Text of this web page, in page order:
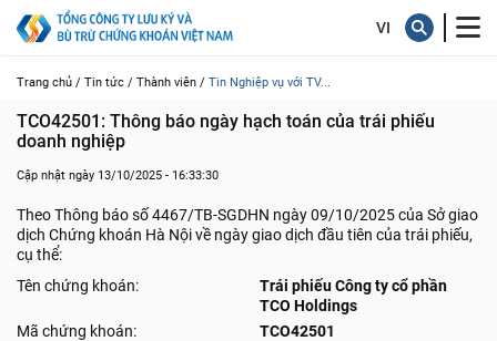
Trang chủ / Tin tức / Thành viên / Tin Nghiệp vụ với TV...
TCO42501: Thông báo ngày hạch toán của trái phiếu
doanh nghiệp
Cập nhật ngày 13/10/2025 - 16:33:30
Theo Thông báo số 4467/TB-SGDHN ngày 09/10/2025 của Sở giao
dịch Chứng khoán Hà Nội về ngày giao dịch đầu tiên của trái phiếu,
cụ thể:
Tên chứng khoán:
Trái phiếu Công ty cổ phần
TCO Holdings
Mã chứng khoán:
TCO42501